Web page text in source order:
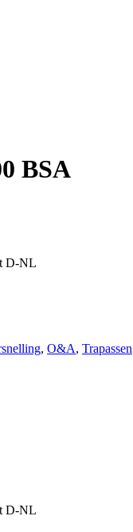
BSA
D-NL
, O&A, Trapassen
D-NL